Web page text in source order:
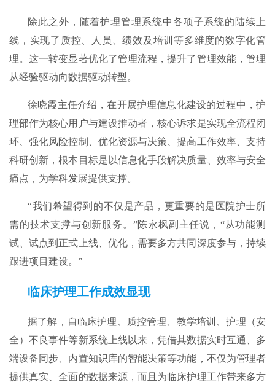
除此之外，随着护理管理系统中各项子系统的陆续上
线，实现了质控、人员、绩效及培训等多维度的数字化管
理。这一转变显著优化了管理流程，提升了管理效能，管理
从经验驱动向数据驱动转型。
徐晓霞主任介绍，在开展护理信息化建设的过程中，护
理部作为核心用户与建设推动者，核心诉求是实现全流程闭
环、强化风险控制、优化资源与决策、提高工作效率、支持
科研创新，根本目标是以信息化手段解决质量、效率与安全
痛点，为学科发展提供支撑。
“我们希望得到的不仅是产品，更重要的是医院护士所
需的技术支撑与创新服务。”陈永枫副主任说，“从功能测
试、试点到正式上线、优化，需要多方共同深度参与，持续
跟进项目建设。”
临床护理工作成效显现
据了解，自临床护理、质控管理、教学培训、护理（安
全）不良事件等新系统上线以来，凭借其数据实时互通、多
端设备同步、内置知识库的智能决策等功能，不仅为管理者
提供真实、全面的数据来源，而且为临床护理工作带来多方